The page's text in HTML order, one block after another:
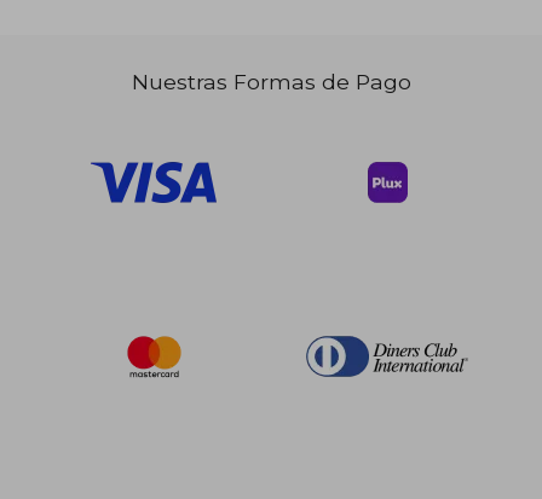
$ 20.29 dcto.
Nuestras Formas de Pago